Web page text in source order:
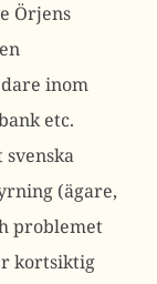
Örjens
inom
etc.
svenska
(ägare,
problemet
kortsiktig